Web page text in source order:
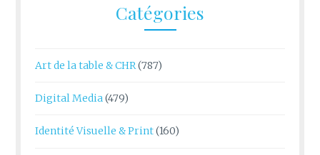
Catégories
Art de la table & CHR(787)
Digital Media(479)
Identité Visuelle & Print(160)